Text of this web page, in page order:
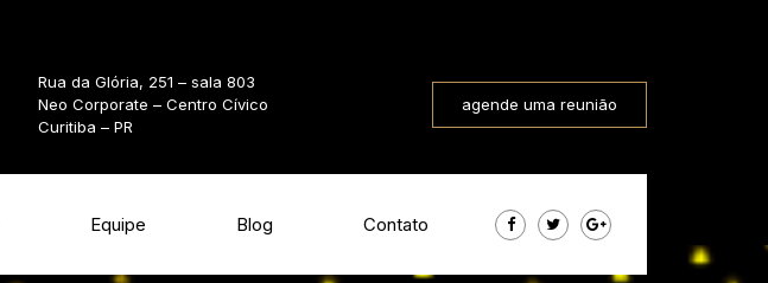
Rua da Glória, 251 – sala 803
Neo Corporate – Centro Cívico
Curitiba – PR
agende uma reunião
Equipe Blog Contato